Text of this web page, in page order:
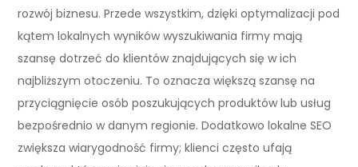
rozwój biznesu. Przede wszystkim, dzięki optymalizacji pod
kątem lokalnych wyników wyszukiwania firmy mają
szansę dotrzeć do klientów znajdujących się w ich
najbliższym otoczeniu. To oznacza większą szansę na
przyciągnięcie osób poszukujących produktów lub usług
bezpośrednio w danym regionie. Dodatkowo lokalne SEO
zwiększa wiarygodność firmy; klienci często ufają